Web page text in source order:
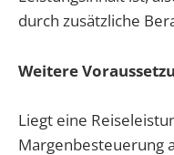
durch zusätzliche
Weitere
Liegt eine
Margenbesteuerung